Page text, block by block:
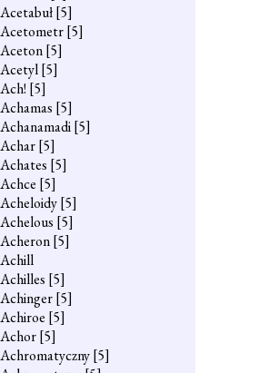
Acetabuł[5]
Acetometr[5]
Aceton[5]
Acetyl[5]
Ach! [5]
Achamas [5]
Achanamadi[5]
Achar[5]
Achates [5]
Achce [5]
Acheloidy[5]
Achelous [5]
Acheron[5]
Achill
Achilles [5]
Achinger[5]
Achiroe [5]
Achor[5]
Achromatyczny[5]